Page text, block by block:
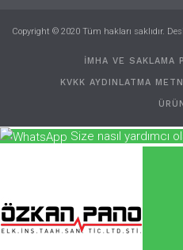
Copyright © 2020 Tüm hakları saklıdır.
İMHA VE SAKLAMA
KVKK AYDINLATMA
Size nasıl yardımcı